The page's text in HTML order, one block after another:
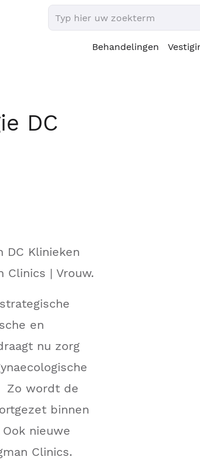
Behandelingen
DC
DC Klinieken
Clinics | Vrouw.
en
nu zorg
Zo wordt de
binnen
nieuwe
Clinics.